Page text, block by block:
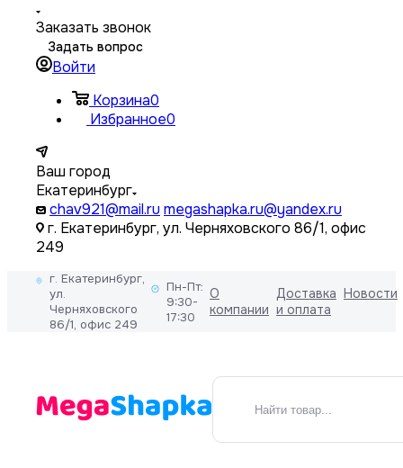
Заказать звонок
Задать вопрос
Войти
Корзина0
Избранное0
Ваш город
Екатеринбург
chav921@mail.ru megashapka.ru@yandex.ru
г. Екатеринбург, ул. Черняховского 86/1, офис
249
г. Екатеринбург,
ул.
Черняховского
86/1, офис 249
Пн-Пт:
9:30-
17:30
О
компании
Доставка
и оплата
Новости